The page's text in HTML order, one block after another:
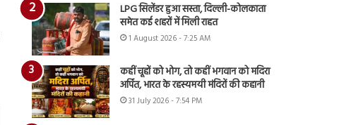
LPG सिलेंडर हुआ सस्ता, दिल्ली-कोलकाता
समेत कई शहरों में मिली राहत
1 August 2026 - 7:25 AM
कहीं चूहों को भोग, तो कहीं भगवान को मदिरा
अर्पित, भारत के रहस्यमयी मंदिरों की कहानी
31 July 2026 - 7:54 PM